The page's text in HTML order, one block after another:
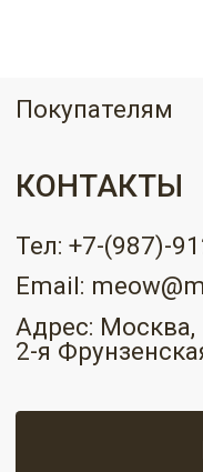
Каталог
Написать нам
Адрес: Москва,
2-я Фрунзенская, 10
Тел: +7-(987)-912-03-69